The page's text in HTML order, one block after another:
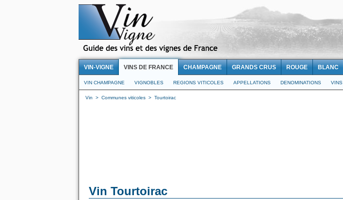
VIN-VIGNE VINS DE FRANCE CHAMPAGNE GRANDS CRUS ROUGE BLANC
VIN CHAMPAGNE VIGNOBLES REGIONS VITICOLES APPELLATIONS DENOMINATIONS VINS
Vin > Communes viticoles > Tourtoirac
Vin Tourtoirac